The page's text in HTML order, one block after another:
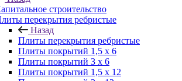
строительство
перекрытия ребристые
Назад
Плиты перекрытия ребристые
Плиты покрытий 1,5 x 6
Плиты покрытий 3 x 6
Плиты покрытий 1,5 x 12